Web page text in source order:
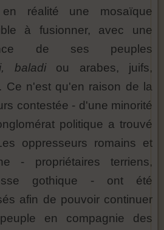
réalité une mosaïque
à fusionner, avec une
de ses peuples
baladi ou arabes, juifs,
Ce n'est qu'en raison de la
contestée - d'une minorité
politique a trouvé
oppresseurs romains et
- propriétaires terriens,
gothique - ont été
afin de pouvoir continuer
en compagnie des